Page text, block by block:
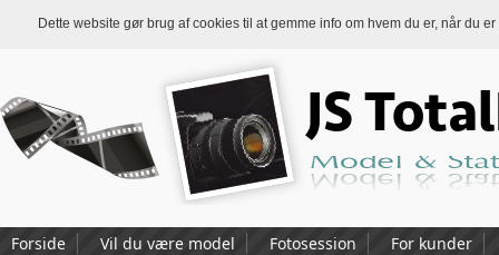
Dette website gør brug af cookies til at gemme info om hvem du er, når du
Forside Vil du være model Fotosession For kunder